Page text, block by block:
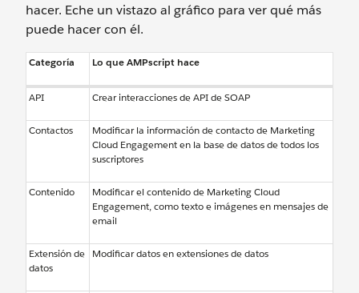
hacer. Eche un vistazo al gráfico para ver qué más
puede hacer con él.
Categoría Lo que AMPscript hace
API Crear interacciones de API de SOAP
Contactos
Modificar la información de contacto de Marketing
Cloud Engagement en la base de datos de todos los
suscriptores
Contenido
Modificar el contenido de Marketing Cloud
Engagement, como texto e imágenes en mensajes de
email
Extensión de
datos
Modificar datos en extensiones de datos